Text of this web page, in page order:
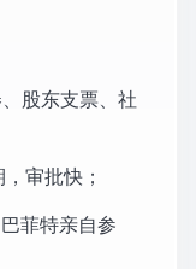
股东支票、社
审批快；
菲特亲自参